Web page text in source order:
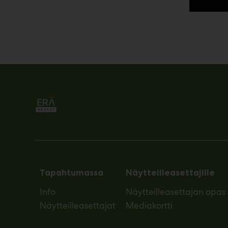
Tapahtumassa
Info
Näytteilleasettajat
Näytteilleasettajille
Näytteilleasettajan opas
Mediakortti